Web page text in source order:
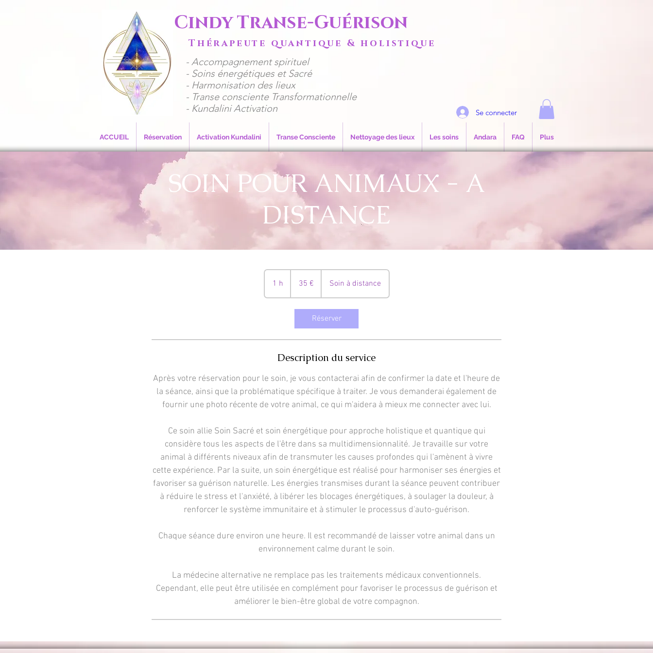
Cindy Transe-Guérison
Thérapeute quantique & holistique
​- Accompagnement spirituel
​​- Soins énergétiques et Sacré
- Harmonisation des lieux
- Transe consciente Transformationnelle
- Kundalini Activation
Se connecter
ACCUEIL Réservation Activation Kundalini Transe Consciente Nettoyage des lieux Les soins Andara FAQ Plus
SOIN POUR ANIMAUX - A
DISTANCE
1 h 35 € Soin à distance
Réserver
Description du service
Après votre réservation pour le soin, je vous contacterai afin de confirmer la date et l'heure de
la séance, ainsi que la problématique spécifique à traiter. Je vous demanderai également de
fournir une photo récente de votre animal, ce qui m'aidera à mieux me connecter avec lui.
Ce soin allie Soin Sacré et soin énergétique pour approche holistique et quantique qui
considère tous les aspects de l'être dans sa multidimensionnalité. Je travaille sur votre
animal à différents niveaux afin de transmuter les causes profondes qui l'amènent à vivre
cette expérience. Par la suite, un soin énergétique est réalisé pour harmoniser ses énergies et
favoriser sa guérison naturelle. Les énergies transmises durant la séance peuvent contribuer
à réduire le stress et l'anxiété, à libérer les blocages énergétiques, à soulager la douleur, à
renforcer le système immunitaire et à stimuler le processus d'auto-guérison.
Chaque séance dure environ une heure. Il est recommandé de laisser votre animal dans un
environnement calme durant le soin.
La médecine alternative ne remplace pas les traitements médicaux conventionnels.
Cependant, elle peut être utilisée en complément pour favoriser le processus de guérison et
améliorer le bien-être global de votre compagnon.